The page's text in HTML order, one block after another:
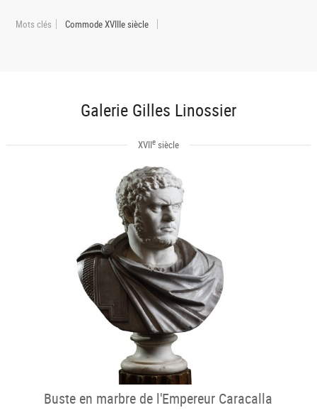
Mots clés Commode XVIIIe siècle
Galerie Gilles Linossier
XVIIesiècle
Buste en marbre de l'Empereur Caracalla